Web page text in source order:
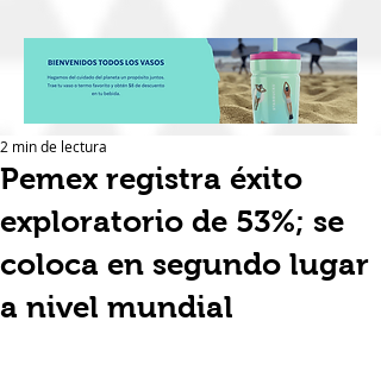
Pemex registra éxito
exploratorio de 53%; se
coloca en segundo lugar
a nivel mundial
2 min de lectura